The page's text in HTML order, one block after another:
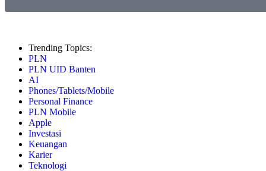
Trending Topics:
PLN
PLN UID Banten
AI
Phones/Tablets/Mobile
Personal Finance
PLN Mobile
Apple
Investasi
Keuangan
Karier
Teknologi